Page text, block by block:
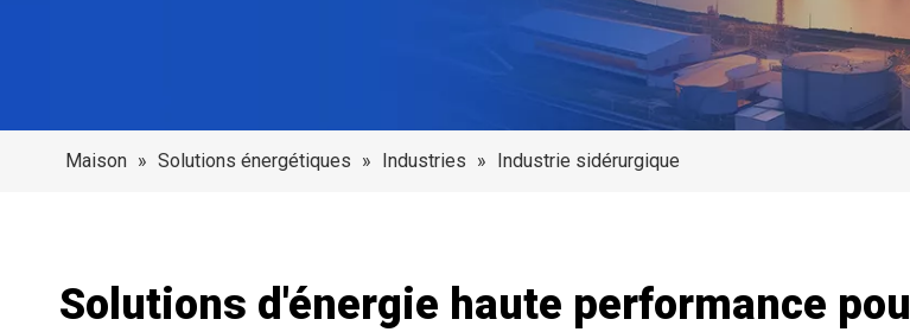
Maison » Solutions énergétiques » Industries » Industrie sidérurgique
Solutions d'énergie haute performance